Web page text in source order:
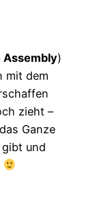
Assembly)
mit dem
zieht –
Ganze
und